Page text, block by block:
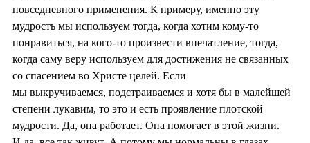
повседневного применения. К примеру, именно эту
мудрость мы используем тогда, когда хотим кому-то
понравиться, на кого-то произвести впечатление, тогда,
когда саму веру используем для достижения не связанных
со спасением во Христе целей. Если
мы выкручиваемся, подстраиваемся и хотя бы в малейшей
степени лукавим, то это и есть проявление плотской
мудрости. Да, она работает. Она помогает в этой жизни.